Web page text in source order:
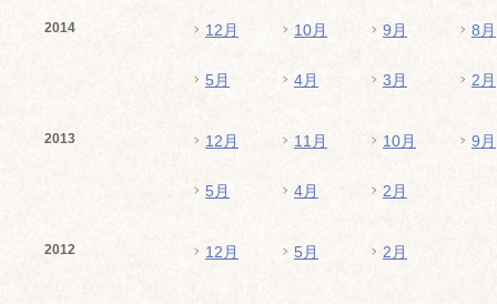
2014 12月 10月 9月 8月
5月 4月 3月 2月
2013 12月 11月 10月 9月
5月 4月 2月
2012 12月 5月 2月